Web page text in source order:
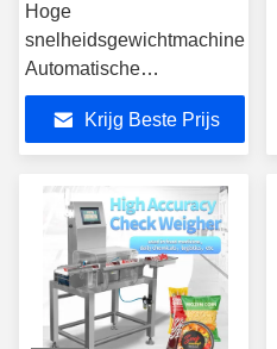
Hoge
snelheidsgewichtmachine
Automatische
hoogprecieze
onlineweegmachine
Krijg Beste Prijs